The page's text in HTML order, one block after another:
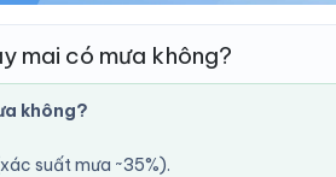
mai có mưa không?
không?
suất mưa ~35%).